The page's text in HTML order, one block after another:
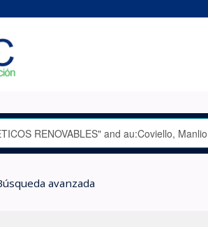
avanzada